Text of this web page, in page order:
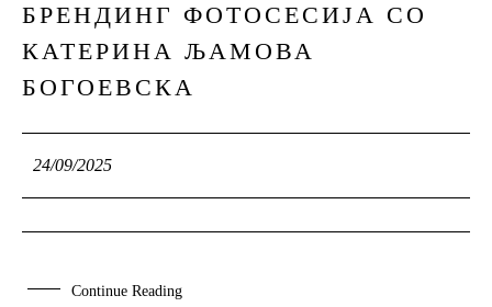
24
БРЕНДИНГ ФОТОСЕСИЈА СО
КАТЕРИНА ЉАМОВА
БОГОЕВСКА
24/09/2025
Continue Reading